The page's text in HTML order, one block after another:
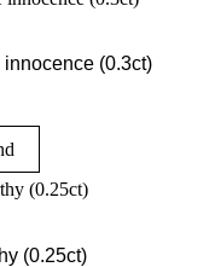
(0.3ct)
(0.25ct)